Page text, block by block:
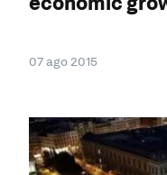
07 ago 2015